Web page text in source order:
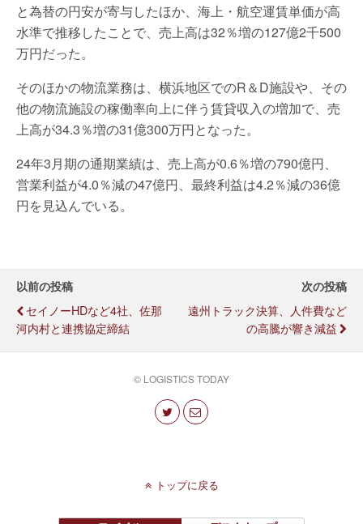
と為替の円安が寄与したほか、海上・航空運賃単価が高
水準で推移したことで、売上高は32％増の127億2千500
万円だった。
そのほかの物流業務は、横浜地区でのR＆D施設や、その
他の物流施設の稼働率向上に伴う賃貸収入の増加で、売
上高が34.3％増の31億300万円となった。
24年3月期の通期業績は、売上高が0.6％増の790億円、
営業利益が4.0％減の47億円、最終利益は4.2％減の36億
円を見込んでいる。
以前の投稿
セイノーHDなど4社、佐那
河内村と連携協定締結
次の投稿
遠州トラック決算、人件費など
の高騰が響き減益
© LOGISTICS TODAY
トップに戻る